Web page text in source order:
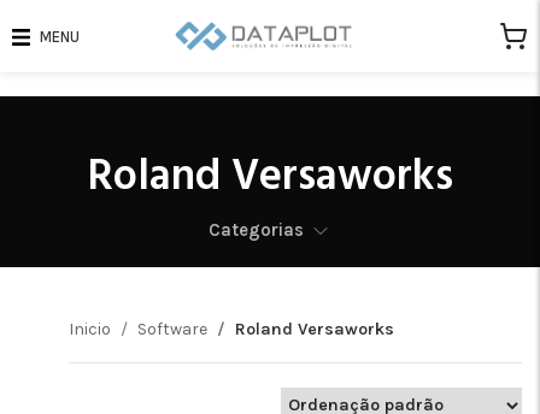
MENU
Roland Versaworks
Categorias
Inicio Software Roland Versaworks